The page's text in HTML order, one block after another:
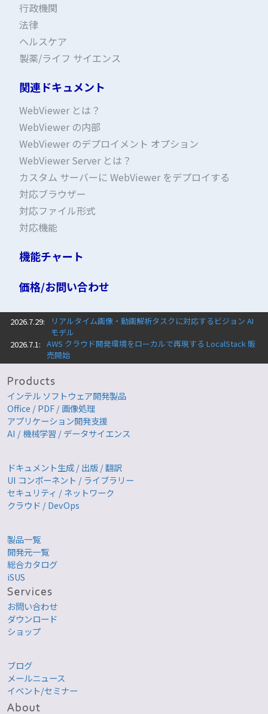
行政機関
法律
ヘルスケア
製薬/ライフ サイエンス
関連ドキュメント
WebViewer とは？
WebViewer の内部
WebViewer のデプロイメント オプション
WebViewer Server とは？
カスタム サーバーに WebViewer をデプロイする
対応ブラウザー
対応ファイル形式
対応機能
機能チャート
価格/お問い合わせ
2026.7.29:
リアルタイム画像・動画解析タスクに対応するビジョン AI
モデル
2026.7.1: AWS クラウド開発環境をローカルで再現する LocalStack 販
売開始
インテル ソフトウェア開発製品
Office / PDF / 画像処理
アプリケーション開発支援
AI / 機械学習 / データサイエンス
ドキュメント生成 / 出版 / 翻訳
UI コンポーネント / ライブラリー
セキュリティ / ネットワーク
クラウド / DevOps
製品一覧
開発元一覧
総合カタログ
iSUS
お問い合わせ
ダウンロード
ショップ
ブログ
メールニュース
イベント/セミナー